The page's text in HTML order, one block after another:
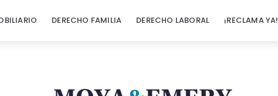
DERECHO FAMILIA DERECHO LABORAL ¡RECLAMA YA!